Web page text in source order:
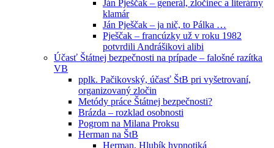
Ján Pješčak – generál, zločinec a literárny
klamár
Ján Pješčak – ja nič, to Pálka …
Pješčak – francúzky už v roku 1982
potvrdili Andrášikovi alibi
Účasť Štátnej bezpečnosti na prípade – falošné razítka
VB
pplk. Pačikovský, účasť ŠtB pri vyšetrovaní,
organizovaný zločin
Metódy práce Štátnej bezpečnosti?
Brázda – rozklad osobnosti
Pogrom na Milana Proksu
Herman na ŠtB
Herman, Hlubík hypnotiká